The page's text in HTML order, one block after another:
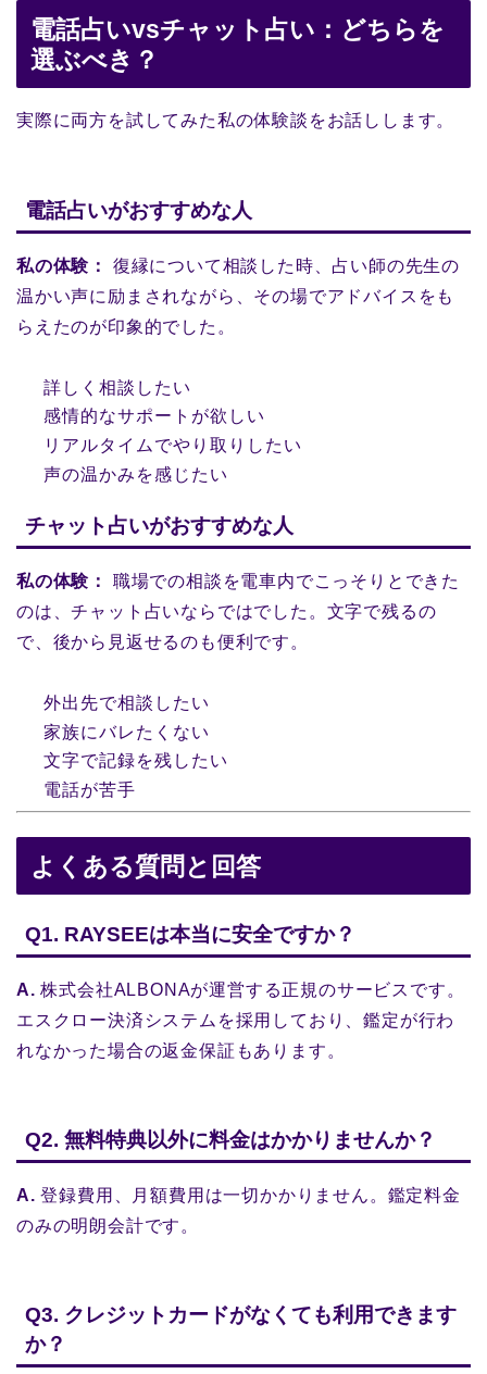
電話占いvsチャット占い：どちらを
選ぶべき？
実際に両方を試してみた私の体験談をお話しします。
電話占いがおすすめな人
私の体験：
復縁について相談した時、占い師の先生の
温かい声に励まされながら、その場でアドバイスをも
らえたのが印象的でした。
詳しく相談したい
感情的なサポートが欲しい
リアルタイムでやり取りしたい
声の温かみを感じたい
チャット占いがおすすめな人
私の体験：
職場での相談を電車内でこっそりとできた
のは、チャット占いならではでした。文字で残るの
で、後から見返せるのも便利です。
外出先で相談したい
家族にバレたくない
文字で記録を残したい
電話が苦手
よくある質問と回答
Q1. RAYSEEは本当に安全ですか？
A. 株式会社ALBONAが運営する正規のサービスです。
エスクロー決済システムを採用しており、鑑定が行わ
れなかった場合の返金保証もあります。
Q2. 無料特典以外に料金はかかりませんか？
A. 登録費用、月額費用は一切かかりません。鑑定料金
のみの明朗会計です。
Q3. クレジットカードがなくても利用できます
か？